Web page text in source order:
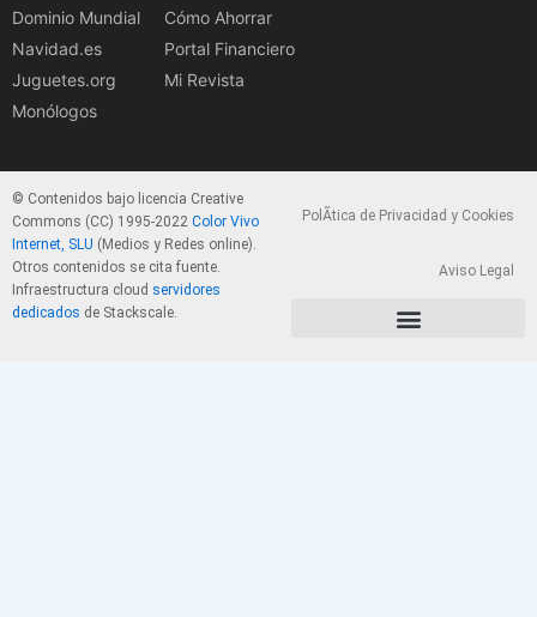
Dominio Mundial
Navidad.es
Juguetes.org
Monólogos
Cómo Ahorrar
Portal Financiero
Mi Revista
© Contenidos bajo licencia Creative
Commons (CC) 1995-2022 Color Vivo
Internet, SLU (Medios y Redes online).
Otros contenidos se cita fuente.
Infraestructura cloud servidores
dedicados de Stackscale.
PolÃ­tica de Privacidad y Cookies
Aviso Legal